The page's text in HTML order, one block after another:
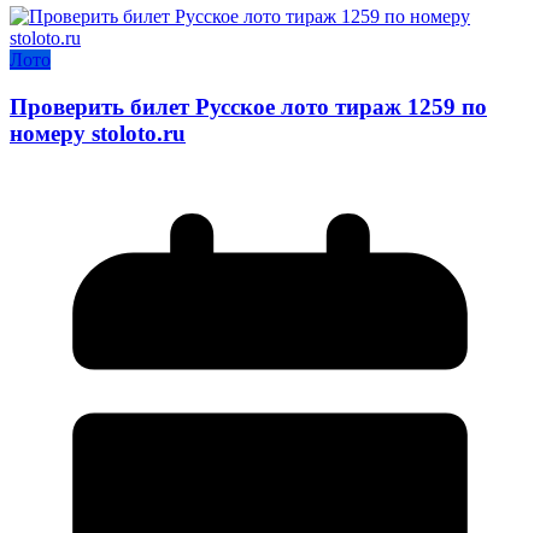
Лото
Проверить билет Русское лото тираж 1259 по
номеру stoloto.ru